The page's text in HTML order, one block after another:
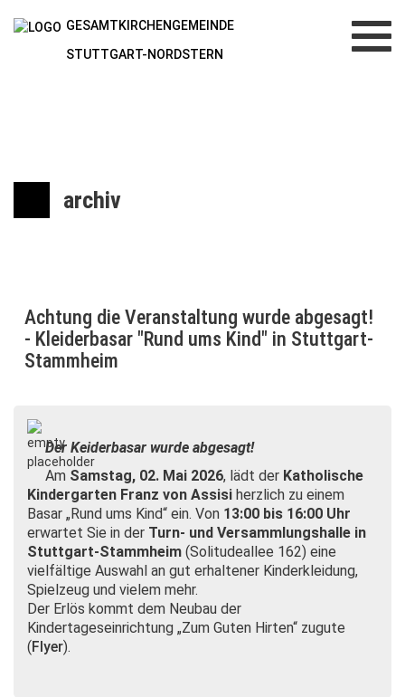
GESAMTKIRCHENGEMEINDE
STUTTGART-NORDSTERN
archiv
Achtung die Veranstaltung wurde abgesagt!
- Kleiderbasar "Rund ums Kind" in Stuttgart-
Stammheim
Der Keiderbasar wurde abgesagt!
Am Samstag, 02. Mai 2026, lädt der Katholische
Kindergarten Franz von Assisi herzlich zu einem
Basar „Rund ums Kind“ ein. Von 13:00 bis 16:00 Uhr
erwartet Sie in der Turn- und Versammlungshalle in
Stuttgart-Stammheim (Solitudeallee 162) eine
vielfältige Auswahl an gut erhaltener Kinderkleidung,
Spielzeug und vielem mehr.
Der Erlös kommt dem Neubau der
Kindertageseinrichtung „Zum Guten Hirten“ zugute
(Flyer).